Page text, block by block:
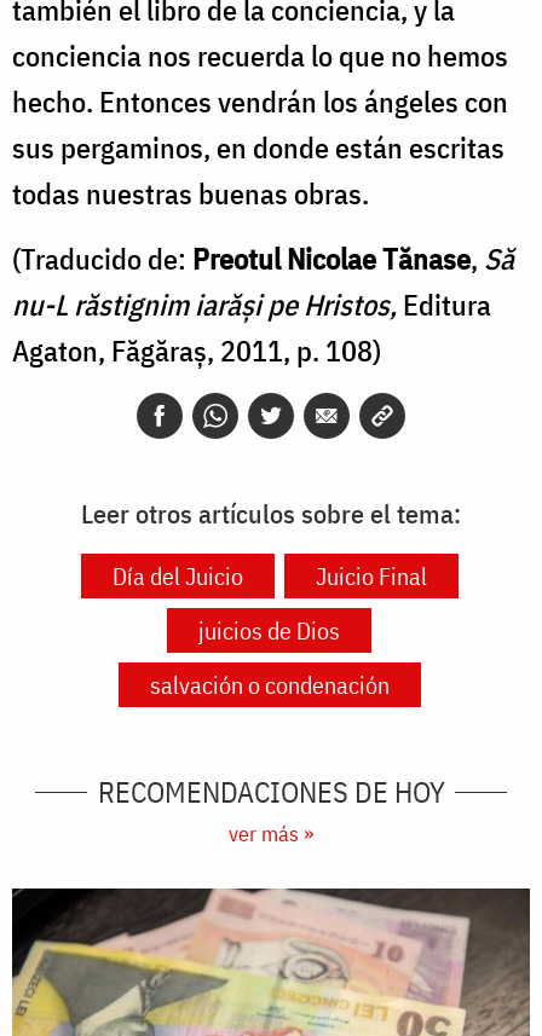
también el libro de la conciencia, y la
conciencia nos recuerda lo que no hemos
hecho. Entonces vendrán los ángeles con
sus pergaminos, en donde están escritas
todas nuestras buenas obras.
(Traducido de: Preotul Nicolae Tănase, Să
nu-L răstignim iarăși pe Hristos,Editura
Agaton, Făgăraș, 2011, p. 108)
Leer otros artículos sobre el tema:
Día del Juicio
Juicio Final
juicios de Dios
salvación o condenación
RECOMENDACIONES DE HOY
ver más »